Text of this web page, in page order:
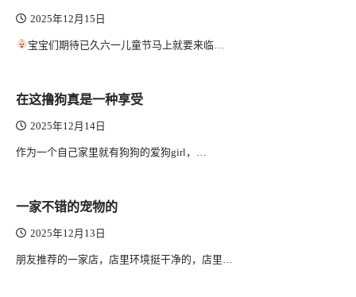
2025年12月15日
宝宝们期待已久六一儿童节马上就要来临…
在这撸狗真是一种享受
2025年12月14日
作为一个自己家里就有狗狗的爱狗girl，…
一家不错的宠物的
2025年12月13日
朋友推荐的一家店，店里环境挺干净的，店里…